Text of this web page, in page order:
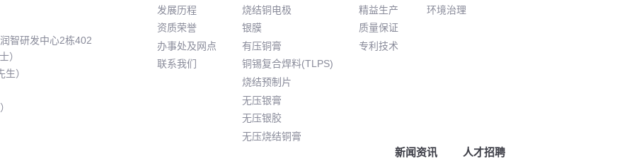
智研发中心2栋402
）
生）
发展历程
资质荣誉
办事处及网点
联系我们
烧结铜电极
银膜
有压铜膏
铜锡复合焊料(TLPS)
烧结预制片
无压银膏
无压银胶
无压烧结铜膏
精益生产
质量保证
专利技术
环境治理
新闻资讯 人才招聘